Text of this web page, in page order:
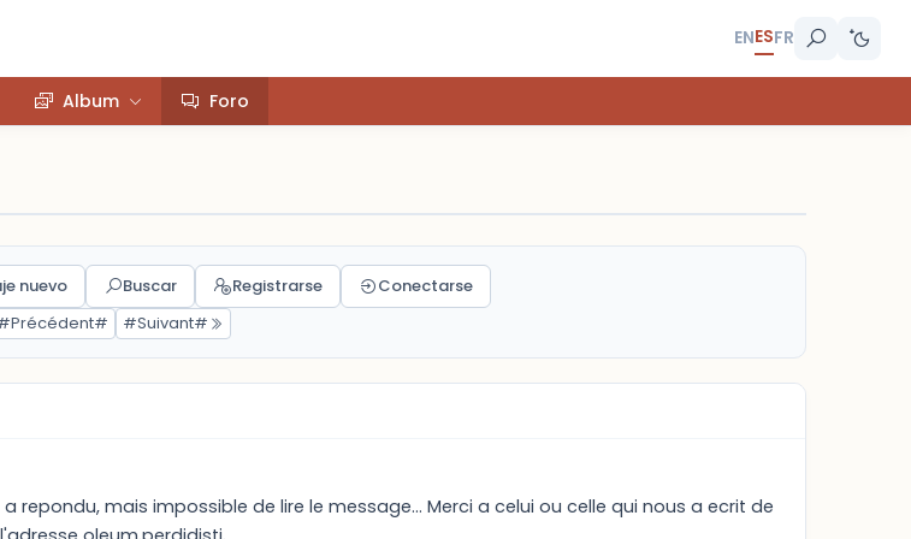
ENESFR
Album Foro
nuevo Buscar Registrarse
Conectarse
#Suivant#
repondu, mais impossible de lire le message... Merci a celui ou celle qui nous a ecrit de